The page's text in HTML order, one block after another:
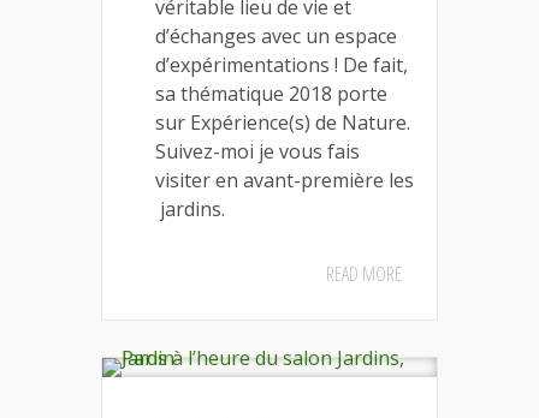
véritable lieu de vie et
d’échanges avec un espace
d’expérimentations ! De fait,
sa thématique 2018 porte
sur Expérience(s) de Nature.
Suivez-moi je vous fais
visiter en avant-première les
jardins.
READ MORE